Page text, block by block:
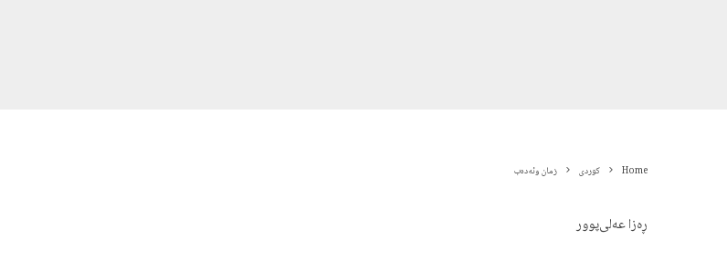
Home کوردی زمان وئەدەب
ڕەزا عه‌لی‌پوور